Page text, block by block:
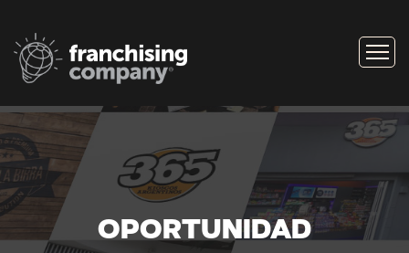
OPORTUNIDAD